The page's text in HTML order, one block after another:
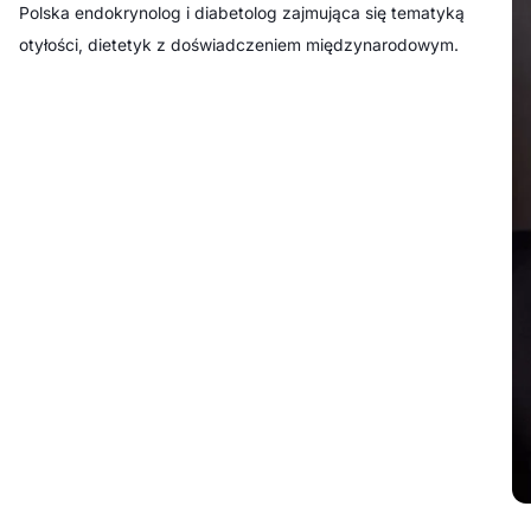
Polska endokrynolog i diabetolog zajmująca się tematyką
otyłości, dietetyk z doświadczeniem międzynarodowym.